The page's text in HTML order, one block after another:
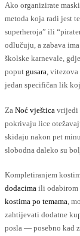
Ako organizirate
metoda koja radi jest
superheroja” ili
odlučuju, a zabava
školske karnevale,
poput gusara,
jedan specifičan lik
Za Noć vještica vrijedi
pokrivaju lice
skidaju nakon pet
slobodna daleko su
Kompletiranjem
dodacima ili odabirom
kostima po temama,
zahtijevati dodatne
posla — posebno kad